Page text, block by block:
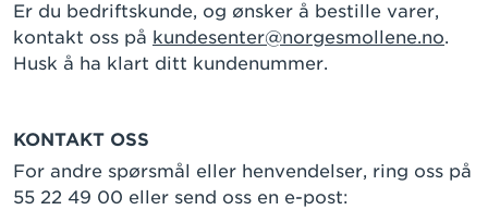
Er du bedriftskunde, og ønsker å bestille varer,
kontakt oss på kundesenter@norgesmollene.no.
Husk å ha klart ditt kundenummer.
KONTAKT OSS
For andre spørsmål eller henvendelser, ring oss på
55 22 49 00 eller send oss en e-post: